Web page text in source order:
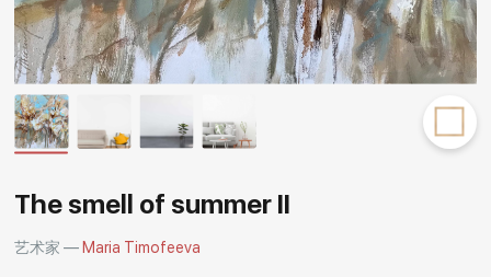
其他项目
Rakov
special
The smell of summer II
艺术家 — Maria Timofeeva